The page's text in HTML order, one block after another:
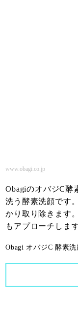
www.obagi.co.jp
ObagiのオバジC酵
洗う酵素洗顔です
かり取り除きます
もアプローチします
Obagi オバジC 酵素